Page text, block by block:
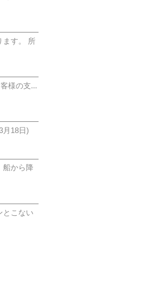
ます。 所
様の支...
月18日)
船から降
とこない